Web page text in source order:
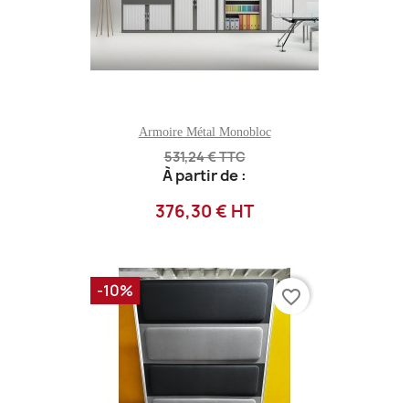
Armoire Métal Monobloc
531,24 € TTC
À partir de :
376,30 € HT
-10% favorite_border